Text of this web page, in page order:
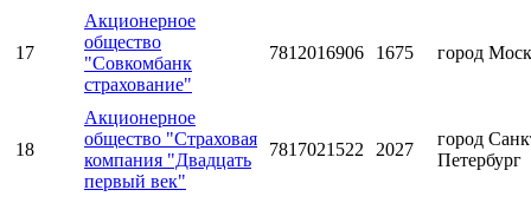
17
Акционерное
общество
"Совкомбанк
страхование"
7812016906 1675 город
18
Акционерное
общество "Страховая
компания "Двадцать
первый век"
7817021522 2027
город
Петербург